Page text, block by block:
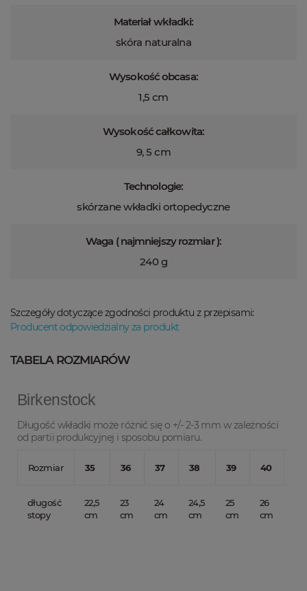
Materiał wkładki:
skóra naturalna
Wysokość obcasa:
1,5 cm
Wysokość całkowita:
9, 5 cm
Technologie:
skórzane wkładki ortopedyczne
Waga ( najmniejszy rozmiar ):
240 g
Szczegóły dotyczące zgodności produktu z przepisami:
Producent odpowiedzialny za produkt
TABELA ROZMIARÓW
Birkenstock
Długość wkładki może różnić się o +/- 2-3 mm w zależności
od partii produkcyjnej i sposobu pomiaru.
Rozmiar 35 36 37 38 39 40
długość
stopy
22,5
cm
23
cm
24
cm
24,5
cm
25
cm
26
cm